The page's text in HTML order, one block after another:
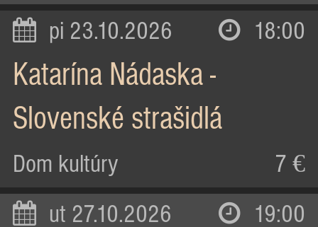
pi 23.10.2026 18:00
Katarína Nádaska -
Slovenské strašidlá
Dom kultúry 7 €
ut 27.10.2026 19:00